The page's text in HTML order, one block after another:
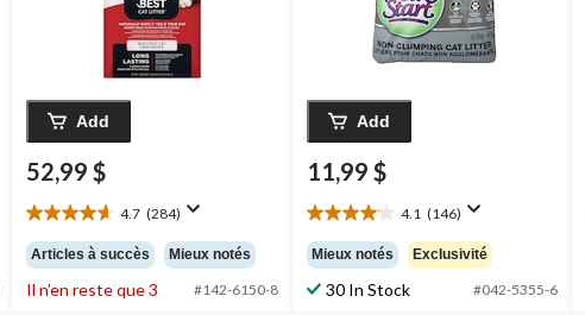
Add
52,99 $
4.7 (284)
4.7
étoile(s)
sur
5.
Articles à succès Mieux notés
Il n’en reste que 3 #142-6150-8
Add
11,99 $
4.1 (146)
4.1
étoile(s)
sur
5.
Mieux notés Exclusivité
30 In Stock #042-5355-6